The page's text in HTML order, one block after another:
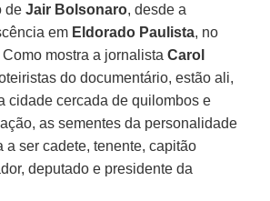
deJair Bolsonaro, desde a
em Eldorado Paulista, no
Como mostra a jornalistaCarol
do documentário, estão ali,
cidade cercada de quilombos e
as sementes da personalidade
a ser cadete, tenente, capitão
deputado e presidente da